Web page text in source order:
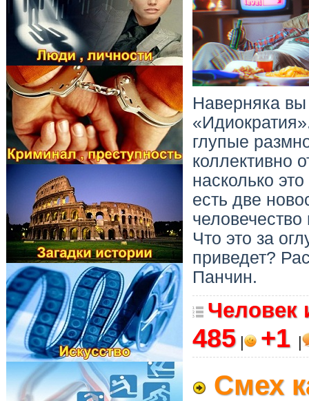
Наверняка
глупые
коллективно
насколько
есть две
Что это за
приведет?
Панчин.
Человек
485| +1
Смех